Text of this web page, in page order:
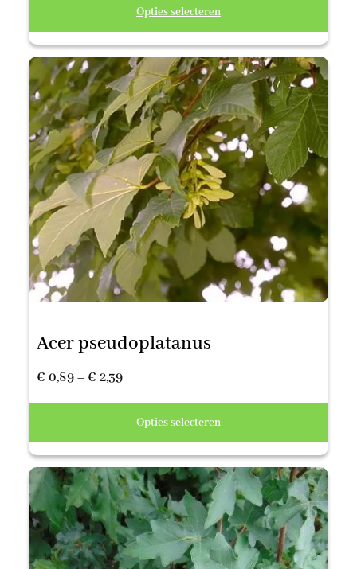
totOpties selecteren
Acer pseudoplatanus
€ 0,89–€ 2,39Prijsklasse:
€ 0,89
totOpties selecteren